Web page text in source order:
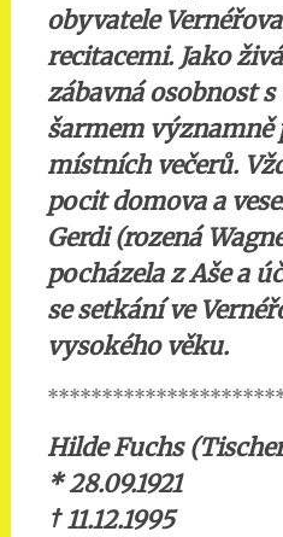
obyvatele
recitacemi. Jako
zábavná osobnost
šarmem významně
místních večerů.
pocit domova a
Gerdi (rozená
pocházela z Aše a
se setkání ve
vysokého věku.
Hilde Fuchs
* 28.09.1921
† 11.12.1995